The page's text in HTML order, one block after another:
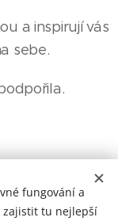
a inspirují vás
sebe.
fungování a
zajistit tu nejlepší